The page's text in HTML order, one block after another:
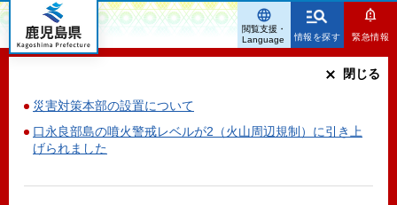
鹿児島県
情報を探す 緊急情報
災害対策本部の設置について
口永良部島の噴火警戒レベルが2（火山周辺規制）に引き上
げられました
閉じる
閲覧支援・
Language